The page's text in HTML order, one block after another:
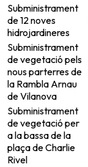
Subministrament
de 12 noves
hidrojardineres
Subministrament
de vegetació pels
nous parterres de
la Rambla Arnau
de Vilanova
Subministrament
de vegetació per
a la bassa de la
plaça de Charlie
Rivel